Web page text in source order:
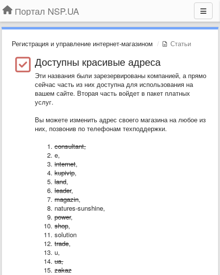
Портал NSP.UA
Регистрация и управление интернет-магазином Статьи
Доступны красивые адреса
Эти названия были зарезервированы компанией, а прямо
сейчас часть из них доступна для использования на
вашем сайте. Вторая часть войдет в пакет платных
услуг.
Вы можете изменить адрес своего магазина на любое из
них, позвонив по телефонам техподдержки.
consultant,
e,
internet,
kupivip,
land,
leader,
magazin,
natures-sunshine,
power,
shop,
solution
trade,
u,
ua,
zakaz